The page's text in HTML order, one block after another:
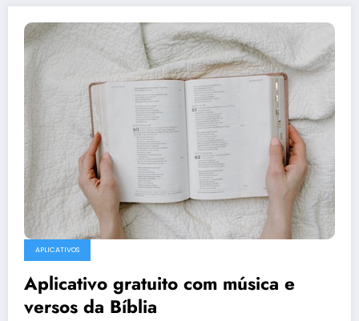
APLICATIVOS
Aplicativo gratuito com música e
versos da Bíblia